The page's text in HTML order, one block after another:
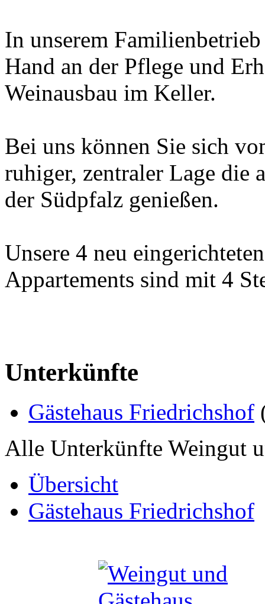
In unserem
Hand an der Pflege und
Weinausbau im Keller.
Bei uns können Sie sich
ruhiger, zentraler Lage die
der Südpfalz genießen.
Unsere 4 neu
Appartements sind mit 4
Unterkünfte
Gästehaus Friedrichshof
Alle Unterkünfte Weingut
Übersicht
Gästehaus Friedrichshof